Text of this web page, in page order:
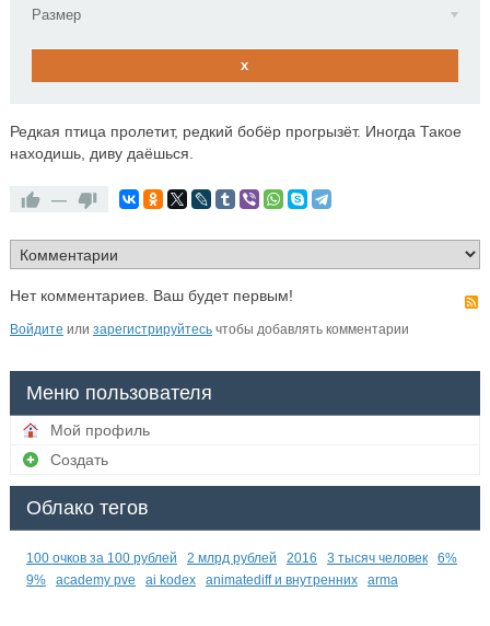
Размер
x
Редкая птица пролетит, редкий бобёр прогрызёт. Иногда Такое
находишь, диву даёшься.
—
Нет комментариев. Ваш будет первым!
Войдите или зарегистрируйтесьчтобы добавлять комментарии
Меню пользователя
Мой профиль
Создать
Облако тегов
100 очков за 100 рублей 2 млрд рублей 2016 3 тысяч человек
6%
9%
academy pve ai kodex animatediff и внутренних arma